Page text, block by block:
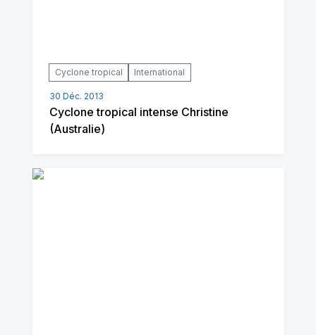
Cyclone tropical International
30 Déc. 2013
Cyclone tropical intense Christine
(Australie)